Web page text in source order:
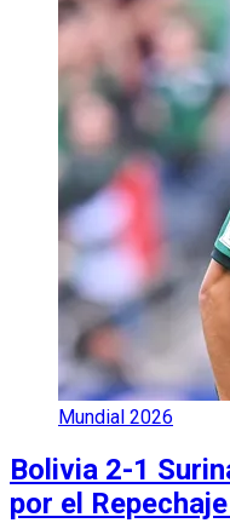
Mundial 2026
Bolivia 2-1
por el